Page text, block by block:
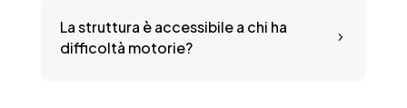
5
La struttura è accessibile a chi ha
difficoltà motorie?